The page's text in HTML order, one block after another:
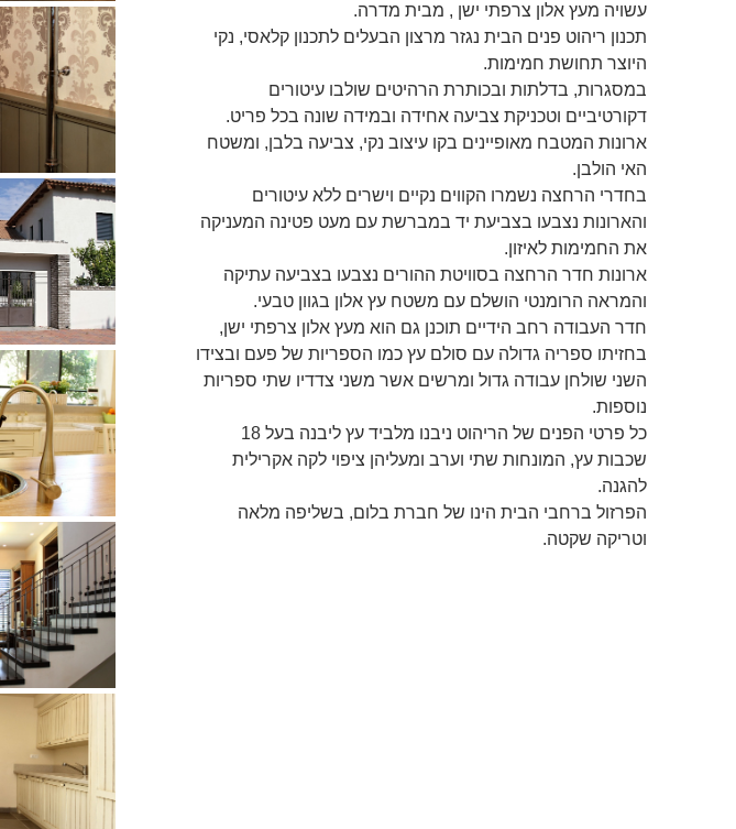
עשויה מעץ אלון צרפתי ישן , מבית מדרה.
תכנון ריהוט פנים הבית נגזר מרצון הבעלים לתכנון קלאסי, נקי
היוצר תחושת חמימות.
במסגרות, בדלתות ובכותרת הרהיטים שולבו עיטורים
דקורטיביים וטכניקת צביעה אחידה ובמידה שונה בכל פריט.
ארונות המטבח מאופיינים בקו עיצוב נקי, צביעה בלבן, ומשטח
האי הולבן.
בחדרי הרחצה נשמרו הקווים נקיים וישרים ללא עיטורים
והארונות נצבעו בצביעת יד במברשת עם מעט פטינה המעניקה
את החמימות לאיזון.
ארונות חדר הרחצה בסוויטת ההורים נצבעו בצביעה עתיקה
והמראה הרומנטי הושלם עם משטח עץ אלון בגוון טבעי.
חדר העבודה רחב הידיים תוכנן גם הוא מעץ אלון צרפתי ישן,
בחזיתו ספריה גדולה עם סולם עץ כמו הספריות של פעם ובצידו
השני שולחן עבודה גדול ומרשים אשר משני צדדיו שתי ספריות
נוספות.
כל פרטי הפנים של הריהוט ניבנו מלביד עץ ליבנה בעל 18
שכבות עץ, המונחות שתי וערב ומעליהן ציפוי לקה אקרילית
להגנה.
הפרזול ברחבי הבית הינו של חברת בלום, בשליפה מלאה
וטריקה שקטה.